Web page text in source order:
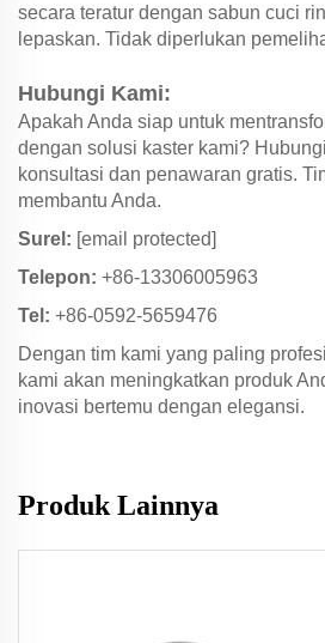
secara teratur dengan sabun cuci
lepaskan. Tidak diperlukan
Hubungi Kami:
Apakah Anda siap untuk
dengan solusi kaster kami?
konsultasi dan penawaran gratis.
membantu Anda.
Surel: [email protected]
Telepon: +86-13306005963
Tel: +86-0592-5659476
Dengan tim kami yang paling
kami akan meningkatkan produk
inovasi bertemu dengan elegansi.
Produk Lainnya